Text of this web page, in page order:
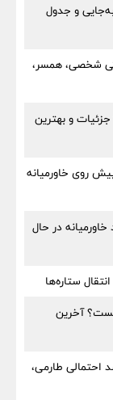
و جدول
شخصی، همسر،
می‌دهد؟ جزئیات و بهترین
می‌شود؟ ۳ سناریوی پیش روی خاورمیانه
در حال
ستاره‌ها
آخرین
احتمالی طارمی،